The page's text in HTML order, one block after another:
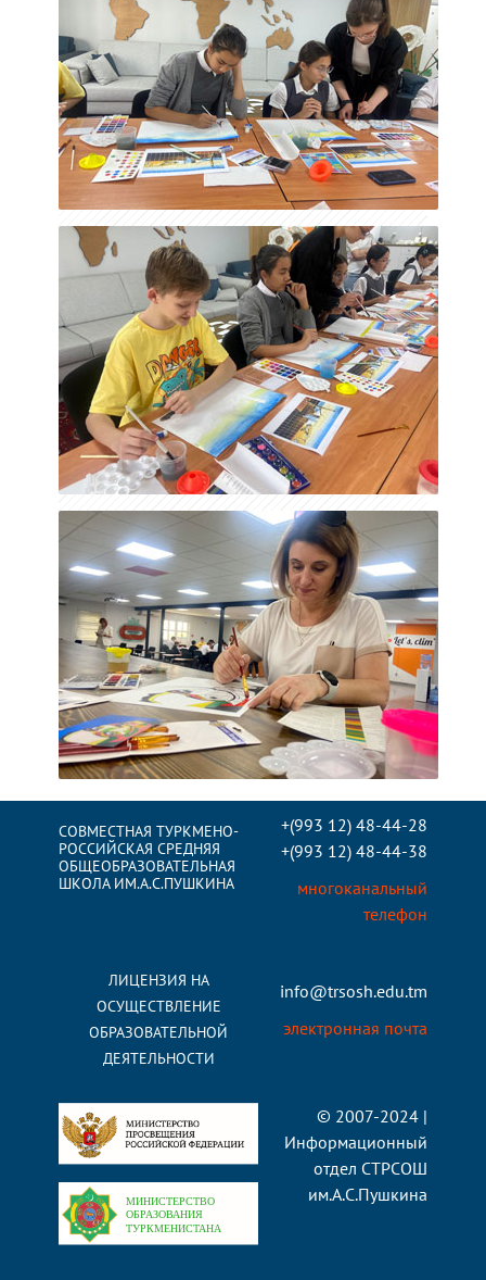
СОВМЕСТНАЯ ТУРКМЕНО-
РОССИЙСКАЯ СРЕДНЯЯ
ОБЩЕОБРАЗОВАТЕЛЬНАЯ
ШКОЛА ИМ.А.С.ПУШКИНА
ЛИЦЕНЗИЯ НА
ОСУЩЕСТВЛЕНИЕ
ОБРАЗОВАТЕЛЬНОЙ
ДЕЯТЕЛЬНОСТИ
+(993 12) 48-44-28
+(993 12) 48-44-38
многоканальный
телефон
info@trsosh.edu.tm
электронная почта
© 2007-2024 |
Информационный
отдел СТРСОШ
им.А.С.Пушкина